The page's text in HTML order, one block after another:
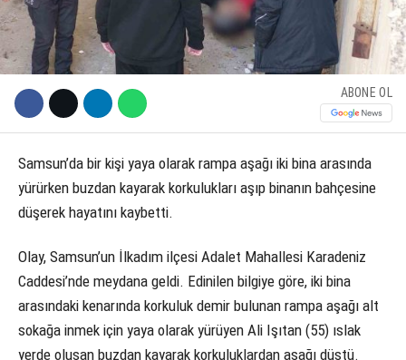
Instagram
Youtube
ABONE OL
Samsun’da bir kişi yaya olarak rampa aşağı iki bina arasında
yürürken buzdan kayarak korkulukları aşıp binanın bahçesine
düşerek hayatını kaybetti.
Olay, Samsun’un İlkadım ilçesi Adalet Mahallesi Karadeniz
Caddesi’nde meydana geldi. Edinilen bilgiye göre, iki bina
arasındaki kenarında korkuluk demir bulunan rampa aşağı alt
sokağa inmek için yaya olarak yürüyen Ali Işıtan (55) ıslak
yerde oluşan buzdan kayarak korkuluklardan aşağı düştü.